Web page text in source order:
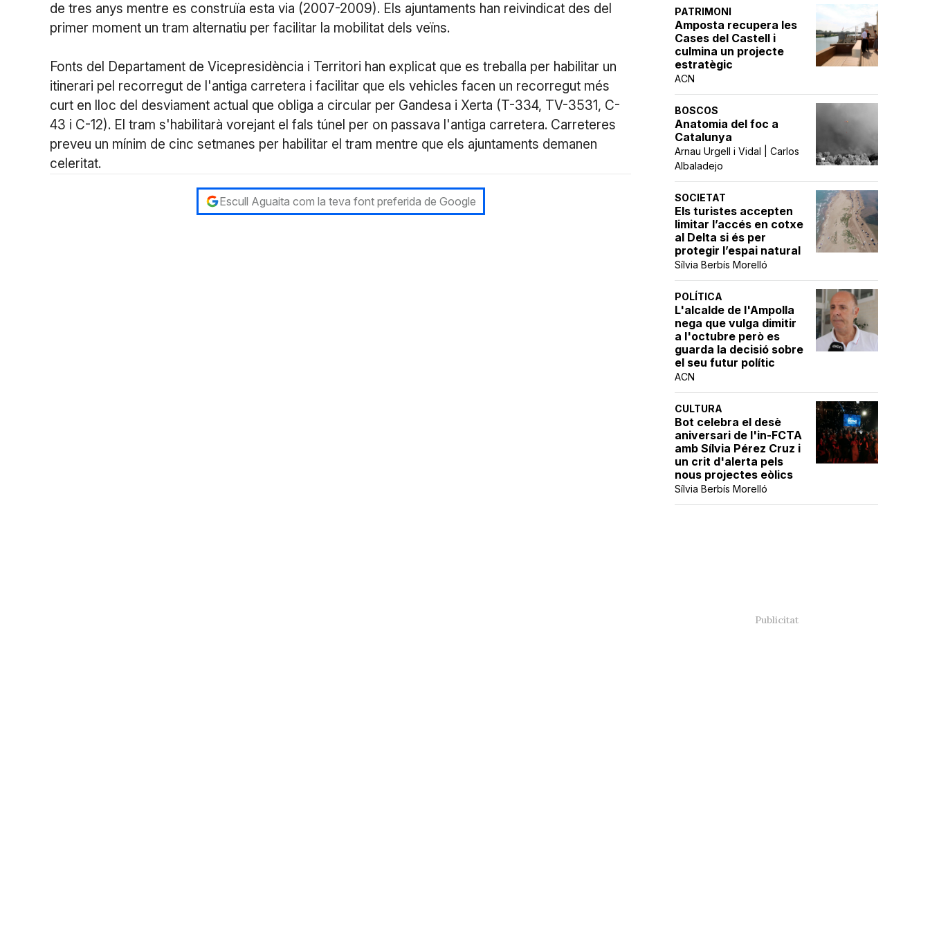
PATRIMONI
Amposta recupera les
Cases del Castell i
culmina un projecte
estratègic
ACN
BOSCOS
Anatomia del foc a
Catalunya
Arnau Urgell i Vidal | Carlos
Albaladejo
SOCIETAT
Els turistes accepten
limitar l’accés en cotxe
al Delta si és per
protegir l’espai natural
Sílvia Berbís Morelló
POLÍTICA
L'alcalde de l'Ampolla
nega que vulga dimitir
a l'octubre però es
guarda la decisió sobre
el seu futur polític
ACN
CULTURA
Bot celebra el desè
aniversari de l'in-FCTA
amb Sílvia Pérez Cruz i
un crit d'alerta pels
nous projectes eòlics
Sílvia Berbís Morelló
de tres anys mentre es construïa esta via (2007-2009). Els ajuntaments han reivindicat des del
primer moment un tram alternatiu per facilitar la mobilitat dels veïns.
Fonts del Departament de Vicepresidència i Territori han explicat que es treballa per habilitar un
itinerari pel recorregut de l'antiga carretera i facilitar que els vehicles facen un recorregut més
curt en lloc del desviament actual que obliga a circular per Gandesa i Xerta (T-334, TV-3531, C-
43 i C-12). El tram s'habilitarà vorejant el fals túnel per on passava l'antiga carretera. Carreteres
preveu un mínim de cinc setmanes per habilitar el tram mentre que els ajuntaments demanen
celeritat.
Escull Aguaita com la teva font preferida de Google